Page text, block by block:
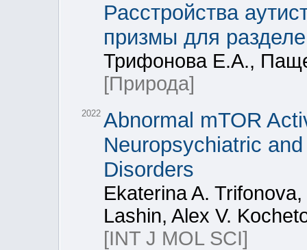
Расстройства
призмы для
Трифонова Е.А.,
[Природа]
2022 Abnormal mTOR
Neuropsychiatric
Disorders
Ekaterina A.
Lashin, Alex V.
[INT J MOL SCI]